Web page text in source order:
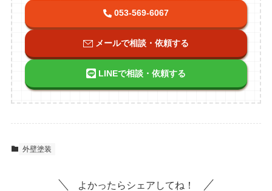
053-569-6067
メールで相談・依頼する
LINEで相談・依頼する
外壁塗装
よかったらシェアしてね！